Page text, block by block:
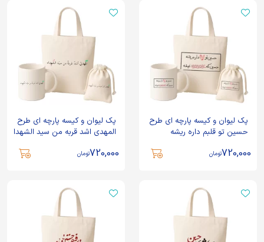
پک لیوان و کیسه پارچه ای طرح
حسین تو قلبم داره ریشه
720,000تومان
پک لیوان و کیسه پارچه ای طرح
المهدی اشد قربه من سید الشهدا
720,000تومان